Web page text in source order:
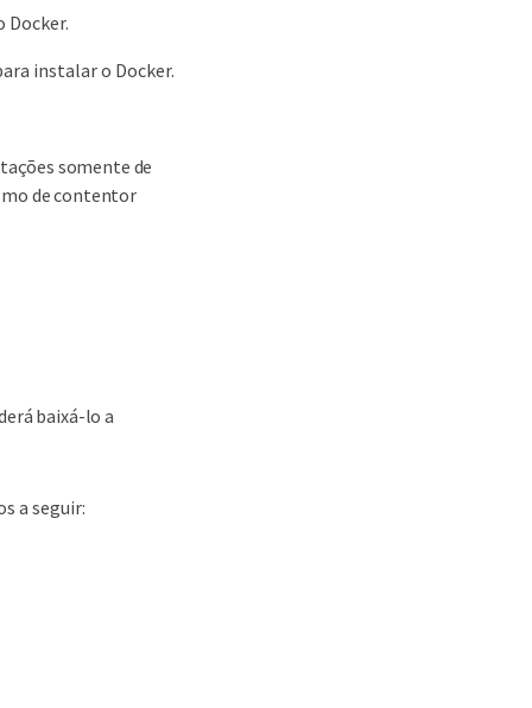
Docker.
instalar o Docker.
somente de
de contentor
baixá-lo a
a seguir: